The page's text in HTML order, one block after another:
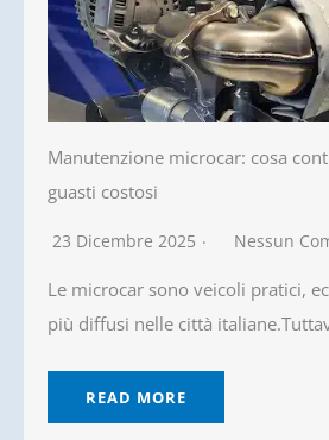
Manutenzione microcar: cosa
guasti costosi
23 Dicembre 2025 Nessun
Le microcar sono veicoli pratici,
più diffusi nelle città
READ MORE